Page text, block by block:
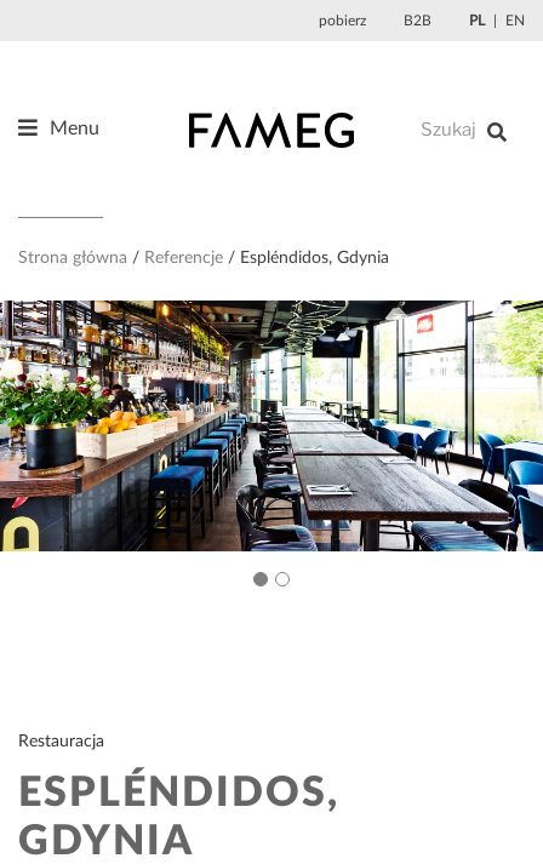
pobierz B2B PL EN
Menu
O nas
Projektanci
Referencje
Aktualności
Kontakt
Sklep
Strona główna Referencje Espléndidos, Gdynia
Restauracja
ESPLÉNDIDOS,
GDYNIA